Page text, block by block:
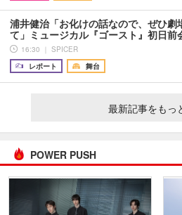
浦井健治「お化けの話なので、ぜひ劇
て」ミュージカル『ゴースト』初日前
16:30 ｜ SPICER
レポート
舞台
最新記事をもっ
POWER PUSH